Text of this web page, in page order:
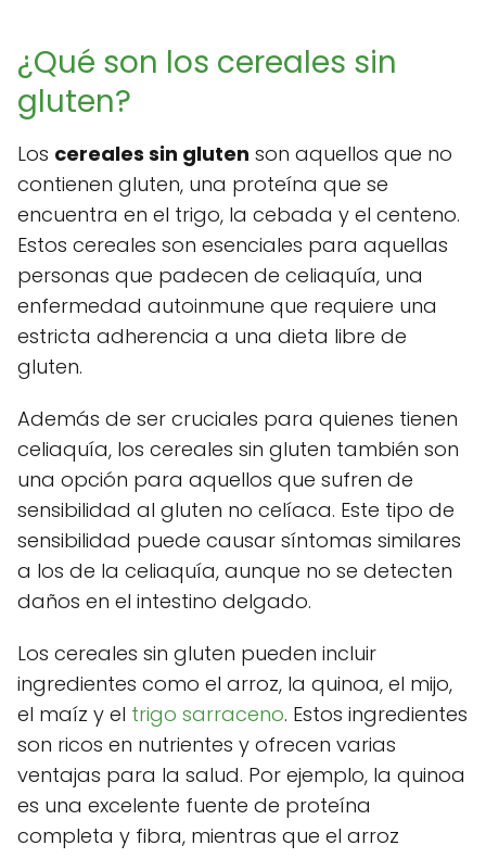
¿Qué son los cereales sin
gluten?
Los cereales sin gluten son aquellos que no
contienen gluten, una proteína que se
encuentra en el trigo, la cebada y el centeno.
Estos cereales son esenciales para aquellas
personas que padecen de celiaquía, una
enfermedad autoinmune que requiere una
estricta adherencia a una dieta libre de
gluten.
Además de ser cruciales para quienes tienen
celiaquía, los cereales sin gluten también son
una opción para aquellos que sufren de
sensibilidad al gluten no celíaca. Este tipo de
sensibilidad puede causar síntomas similares
a los de la celiaquía, aunque no se detecten
daños en el intestino delgado.
Los cereales sin gluten pueden incluir
ingredientes como el arroz, la quinoa, el mijo,
el maíz y el trigo sarraceno. Estos ingredientes
son ricos en nutrientes y ofrecen varias
ventajas para la salud. Por ejemplo, la quinoa
es una excelente fuente de proteína
completa y fibra, mientras que el arroz